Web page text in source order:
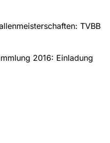
TVBB
2016: Einladung